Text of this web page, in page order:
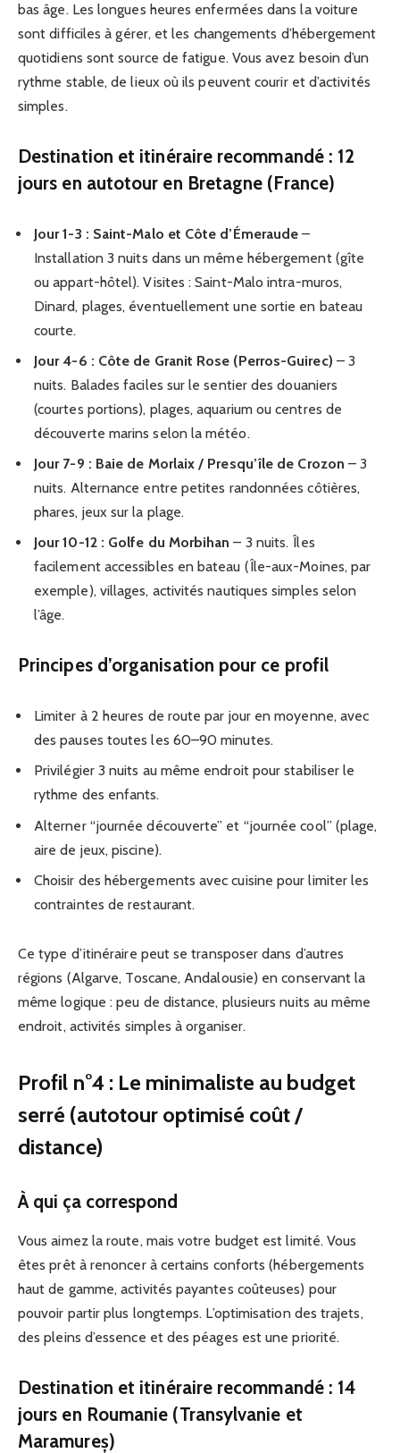
bas âge. Les longues heures enfermées dans la voiture
sont difficiles à gérer, et les changements d’hébergement
quotidiens sont source de fatigue. Vous avez besoin d’un
rythme stable, de lieux où ils peuvent courir et d’activités
simples.
Destination et itinéraire recommandé : 12
jours en autotour en Bretagne (France)
Jour 1-3 : Saint-Malo et Côte d’Émeraude –
Installation 3 nuits dans un même hébergement (gîte
ou appart-hôtel). Visites : Saint-Malo intra-muros,
Dinard, plages, éventuellement une sortie en bateau
courte.
Jour 4-6 : Côte de Granit Rose (Perros-Guirec) – 3
nuits. Balades faciles sur le sentier des douaniers
(courtes portions), plages, aquarium ou centres de
découverte marins selon la météo.
Jour 7-9 : Baie de Morlaix / Presqu’île de Crozon – 3
nuits. Alternance entre petites randonnées côtières,
phares, jeux sur la plage.
Jour 10-12 : Golfe du Morbihan – 3 nuits. Îles
facilement accessibles en bateau (Île-aux-Moines, par
exemple), villages, activités nautiques simples selon
l’âge.
Principes d’organisation pour ce profil
Limiter à 2 heures de route par jour en moyenne, avec
des pauses toutes les 60–90 minutes.
Privilégier 3 nuits au même endroit pour stabiliser le
rythme des enfants.
Alterner “journée découverte” et “journée cool” (plage,
aire de jeux, piscine).
Choisir des hébergements avec cuisine pour limiter les
contraintes de restaurant.
Ce type d’itinéraire peut se transposer dans d’autres
régions (Algarve, Toscane, Andalousie) en conservant la
même logique : peu de distance, plusieurs nuits au même
endroit, activités simples à organiser.
Profil n°4 : Le minimaliste au budget
serré (autotour optimisé coût /
distance)
À qui ça correspond
Vous aimez la route, mais votre budget est limité. Vous
êtes prêt à renoncer à certains conforts (hébergements
haut de gamme, activités payantes coûteuses) pour
pouvoir partir plus longtemps. L’optimisation des trajets,
des pleins d’essence et des péages est une priorité.
Destination et itinéraire recommandé : 14
jours en Roumanie (Transylvanie et
Maramureș)